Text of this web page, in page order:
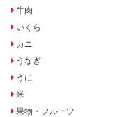
牛肉
いくら
カニ
うなぎ
うに
米
果物・フルーツ